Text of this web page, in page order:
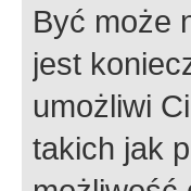
Być może
jest
umożliwi
takich jak